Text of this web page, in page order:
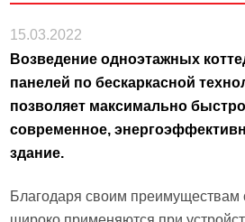
15.03.2022
Возведение одноэтажных
панелей по бескаркасной
позволяет максимально
современное,
здание.
Благодаря своим преимуществам